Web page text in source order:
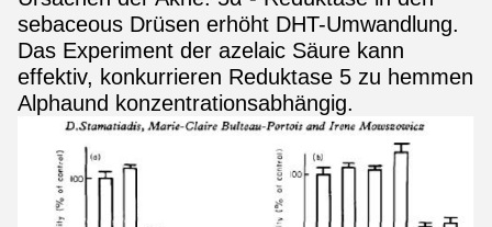
sebaceous Drüsen erhöht DHT-Umwandlung.
Das Experiment der azelaic Säure kann
effektiv, konkurrieren Reduktase 5 zu hemmen
Alphaund konzentrationsabhängig.